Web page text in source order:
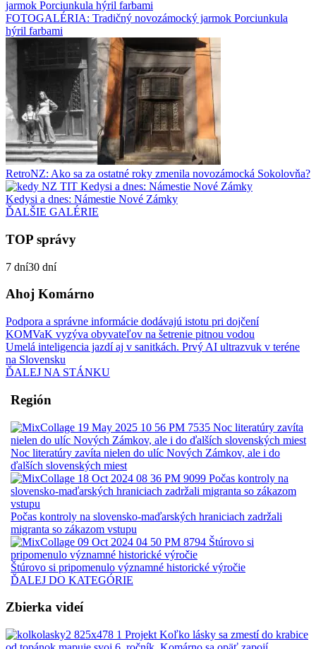
FOTOGALÉRIA: Tradičný novozámocký jarmok Porciunkula
hýril farbami
RetroNZ: Ako sa za ostatné roky zmenila novozámocká Sokolovňa?
Kedysi a dnes: Námestie Nové Zámky
ĎALŠIE GALÉRIE
TOP správy
7 dní30 dní
Ahoj Komárno
Podpora a správne informácie dodávajú istotu pri dojčení
KOMVaK vyzýva obyvateľov na šetrenie pitnou vodou
Umelá inteligencia jazdí aj v sanitkách. Prvý AI ultrazvuk v teréne
na Slovensku
ĎALEJ NA STÁNKU
Región
Noc literatúry zavíta nielen do ulíc Nových Zámkov, ale i do
ďalších slovenských miest
Počas kontroly na slovensko-maďarských hraniciach zadržali
migranta so zákazom vstupu
Štúrovo si pripomenulo významné historické výročie
ĎALEJ DO KATEGÓRIE
Zbierka videí